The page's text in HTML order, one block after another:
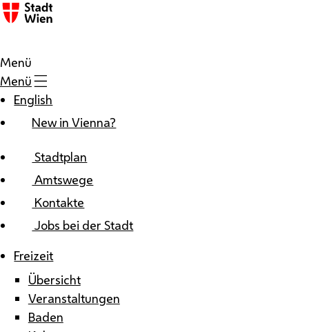
Zum Inhalt
Menü
Menü
English
New in Vienna?
Stadtplan
Amtswege
Kontakte
Jobs bei der Stadt
Freizeit
Übersicht
Veranstaltungen
Baden